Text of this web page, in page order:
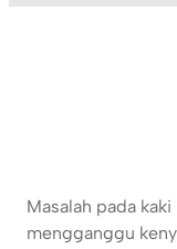
Masalah pada
mengganggu